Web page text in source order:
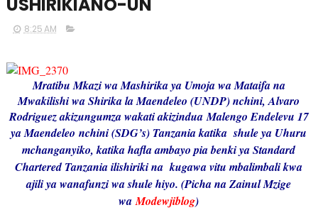
USHIRIKIANO-UN
8:25 AM
Mratibu Mkazi wa Mashirika ya Umoja wa Mataifa na
Mwakilishi wa Shirika la Maendeleo (UNDP) nchini, Alvaro
Rodriguez akizungumza wakati akizinduaMalengo Endelevu 17
ya Maendeleo nchini (SDG’s) Tanzania katika shule ya Uhuru
mchanganyiko, katika hafla ambayo pia benki ya Standard
Chartered Tanzania ilishiriki na kugawa vitu mbalimbali kwa
ajili ya wanafunzi wa shule hiyo. (Picha na Zainul Mzige
waModewjiblog)